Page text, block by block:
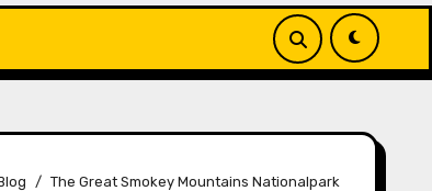
The Great Smokey Mountains Nationalpark